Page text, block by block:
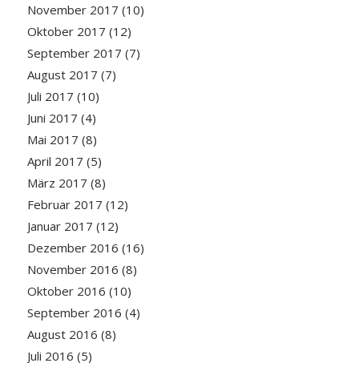
November 2017 (10)
Oktober 2017 (12)
September 2017 (7)
August 2017 (7)
Juli 2017 (10)
Juni 2017 (4)
Mai 2017 (8)
April 2017 (5)
März 2017 (8)
Februar 2017 (12)
Januar 2017 (12)
Dezember 2016 (16)
November 2016 (8)
Oktober 2016 (10)
September 2016 (4)
August 2016 (8)
Juli 2016 (5)